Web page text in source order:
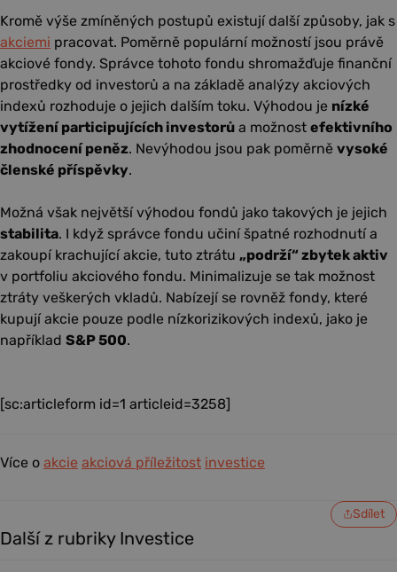
Kromě výše zmíněných postupů existují další způsoby, jak s
akciemi pracovat. Poměrně populární možností jsou právě
akciové fondy. Správce tohoto fondu shromažďuje finanční
prostředky od investorů a na základě analýzy akciových
indexů rozhoduje o jejich dalším toku. Výhodou je nízké
vytížení participujících investorů a možnost efektivního
zhodnocení peněz. Nevýhodou jsou pak poměrně vysoké
členské příspěvky.
Možná však největší výhodou fondů jako takových je jejich
stabilita. I když správce fondu učiní špatné rozhodnutí a
zakoupí krachující akcie, tuto ztrátu „podrží“ zbytek aktiv
v portfoliu akciového fondu. Minimalizuje se tak možnost
ztráty veškerých vkladů. Nabízejí se rovněž fondy, které
kupují akcie pouze podle nízkorizikových indexů, jako je
například S&P 500.
[sc:articleform id=1 articleid=3258]
Více o akcie akciová příležitost investice
Sdílet
Další z rubriky Investice